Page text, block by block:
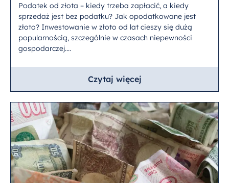
Podatek od złota – kiedy trzeba zapłacić, a kiedy
sprzedaż jest bez podatku? Jak opodatkowane jest
złoto? Inwestowanie w złoto od lat cieszy się dużą
popularnością, szczególnie w czasach niepewności
gospodarczej....
Czytaj więcej